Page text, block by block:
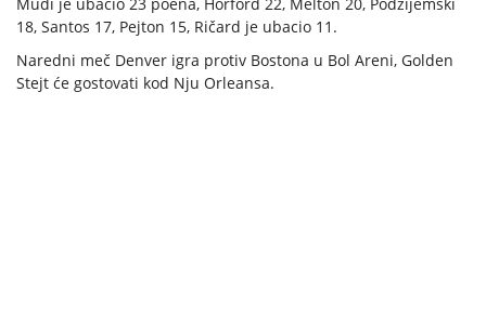
18, Santos 17, Pejton 15, Ričard je ubacio 11.
Naredni meč Denver igra protiv Bostona u Bol Areni, Golden
Stejt će gostovati kod Nju Orleansa.